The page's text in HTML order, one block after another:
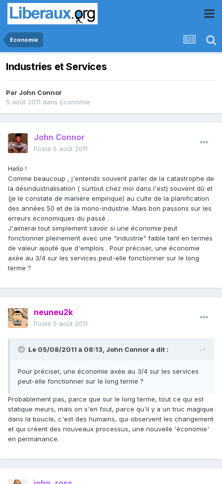
Economie
Industries et Services
Par John Connor
5 août 2011 dans Economie
John Connor
Posté 5 août 2011
Hello !
Comme beaucoup , j'entends souvent parler de la catastrophe de
la désindustrialisation ( surtout chez moi dans l'est) souvent dû et
(je le constate de manière empirique) au culte de la planification
des années 50 et de la mono-industrie. Mais bon passons sur les
erreurs économiques du passé .
J'aimerai tout simplement savoir si une économie peut
fonctionner pleinement avec une "industrie" faible tant en termes
de valeur ajouté que d'emplois . Pour préciser, une économie
axée au 3/4 sur les services peut-elle fonctionner sur le long
terme ?
neuneu2k
Posté 5 août 2011
Le 05/08/2011 à 08:13, John Connor a dit :
Pour préciser, une économie axée au 3/4 sur les services
peut-elle fonctionner sur le long terme ?
Probablement pas, parce que sur le long terme, tout ce qui est
statique meurs, mais on s'en fout, parce qu'il y a un truc magique
dans la boucle, c'est des humains, qui observent les changement
et qui créent des nouveaux processus, une nouvelle 'économie'
en permanance.